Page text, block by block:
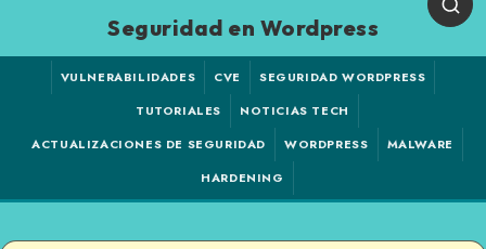
Seguridad en Wordpress
VULNERABILIDADES CVE
SEGURIDAD WORDPRESS
TUTORIALES
NOTICIAS TECH
ACTUALIZACIONES DE SEGURIDAD
WORDPRESS
MALWARE
HARDENING